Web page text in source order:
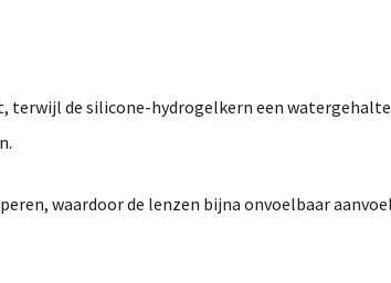
terwijl de silicone-hydrogelkern een
.
waardoor de lenzen bijna onvoelbaar